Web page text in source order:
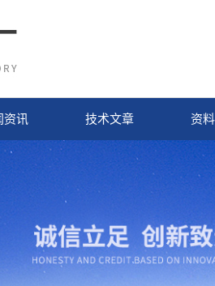
资讯 技术文章 资